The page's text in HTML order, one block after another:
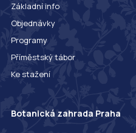
Základní info
Objednávky
Programy
Příměstský tábor
Ke stažení
Botanická zahrada Praha